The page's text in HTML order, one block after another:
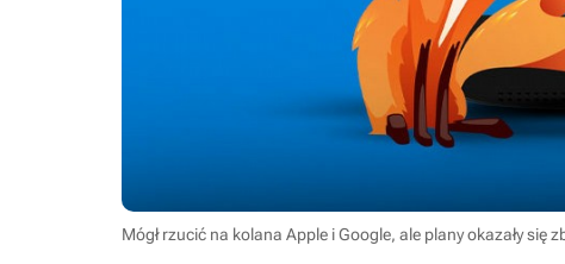
Mógł rzucić na kolana Apple i Google, ale plany okazały się